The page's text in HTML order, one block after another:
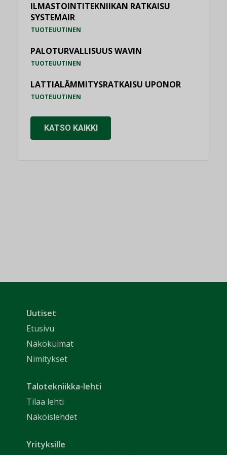
ILMASTOINTITEKNIIKAN RATKAISU
SYSTEMAIR
TUOTEUUTINEN
PALOTURVALLISUUS WAVIN
TUOTEUUTINEN
LATTIALÄMMITYSRATKAISU UPONOR
TUOTEUUTINEN
KATSO KAIKKI
Uutiset
Etusivu
Näkökulmat
Nimitykset
Talotekniikka-lehti
Tilaa lehti
Näköislehdet
Yrityksille